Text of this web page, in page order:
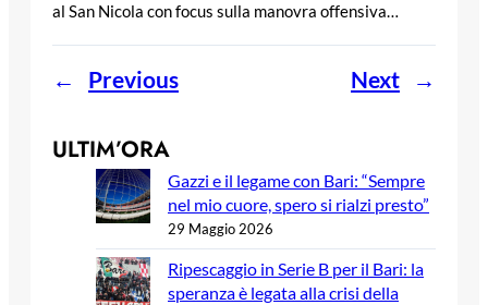
al San Nicola con focus sulla manovra offensiva…
← Previous Next →
ULTIM’ORA
Gazzi e il legame con Bari: “Sempre
nel mio cuore, spero si rialzi presto”
29 Maggio 2026
Ripescaggio in Serie B per il Bari: la
speranza è legata alla crisi della